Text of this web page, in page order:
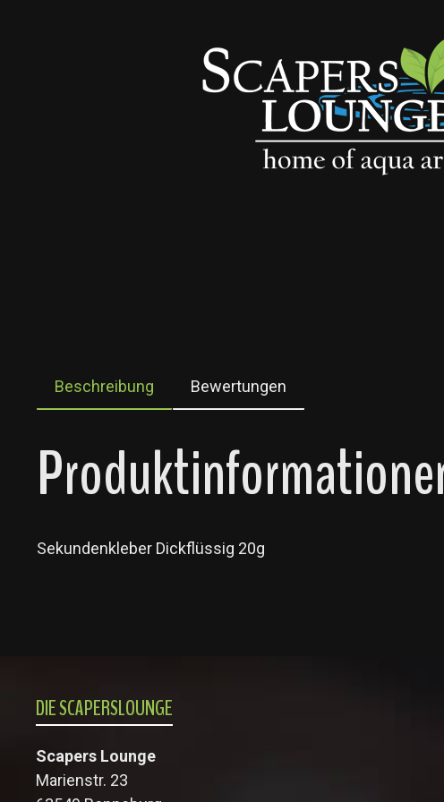
Beschreibung Bewertungen
Sekundenkleber Dickflüssig 20g
DIE SCAPERSLOUNGE
Scapers Lounge
Marienstr. 23